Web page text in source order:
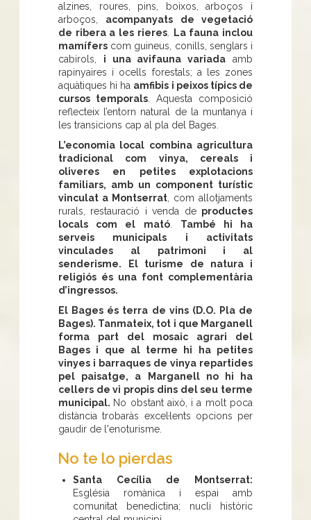
alzines, roures, pins, boixos, arboços i
arboços, acompanyats de vegetació
de ribera a les rieres.
La fauna inclou
mamífers com guineus, conills, senglars i
cabirols, i una avifauna variada amb
rapinyaires i ocells forestals; a les zones
aquàtiques hi ha amfibis i peixos típics de
cursos temporals . Aquesta composició
reflecteix l’entorn natural de la muntanya i
les transicions cap al pla del Bages.
L’economia local combina agricultura
tradicional com vinya, cereals i
oliveres en petites explotacions
familiars, amb un component turístic
vinculat a Montserrat , com allotjaments
rurals, restauració i venda de productes
locals com el mató. També hi ha
serveis municipals i activitats
vinculades al patrimoni i al
senderisme.
El turisme de natura i
religiós és una font complementària
d’ingressos.
El Bages és terra de vins (D.O. Pla de
Bages). Tanmateix, tot i que Marganell
forma part del mosaic agrari del
Bages i que al terme hi ha petites
vinyes i barraques de vinya repartides
pel paisatge, a Marganell no hi ha
cellers de vi propis dins del seu terme
municipal. No obstant això, i a molt poca
distància trobaràs excel·lents opcions per
gaudir de l'enoturisme.
No te lo pierdas
Santa Cecília de Montserrat:
Església romànica i espai amb
comunitat benedictina; nucli històric